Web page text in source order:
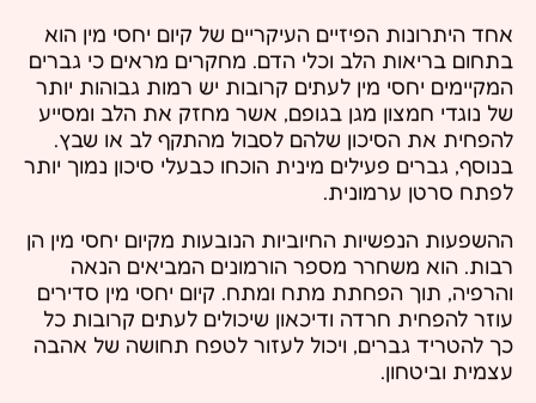
אחד היתרונות הפיזיים העיקריים של קיום יחסי מין הוא
בתחום בריאות הלב וכלי הדם. מחקרים מראים כי גברים
המקיימים יחסי מין לעתים קרובות יש רמות גבוהות יותר
של נוגדי חמצון מגן בגופם, אשר מחזק את הלב ומסייע
להפחית את הסיכון שלהם לסבול מהתקף לב או שבץ.
בנוסף, גברים פעילים מינית הוכחו כבעלי סיכון נמוך יותר
לפתח סרטן ערמונית.
ההשפעות הנפשיות החיוביות הנובעות מקיום יחסי מין הן
רבות. הוא משחרר מספר הורמונים המביאים הנאה
והרפיה, תוך הפחתת מתח ומתח. קיום יחסי מין סדירים
עוזר להפחית חרדה ודיכאון שיכולים לעתים קרובות כל
כך להטריד גברים, ויכול לעזור לטפח תחושה של אהבה
עצמית וביטחון.